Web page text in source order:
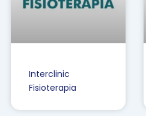
Interclinic
Fisioterapia